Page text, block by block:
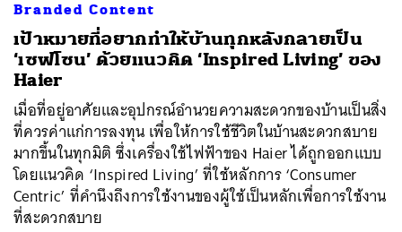
Branded Content
เป้าหมายที่อยากทำให้บ้านทุกหลังกลายเป็น
‘เซฟโซน’ ด้วยแนวคิด ‘Inspired Living’ ของ
Haier
เมื่อที่อยู่อาศัยและอุปกรณ์อำนวยความสะดวกของบ้านเป็นสิ่ง
ที่ควรค่าแก่การลงทุน เพื่อให้การใช้ชีวิตในบ้านสะดวกสบาย
มากขึ้นในทุกมิติ ซึ่งเครื่องใช้ไฟฟ้าของ Haier ได้ถูกออกแบบ
โดยแนวคิด ‘Inspired Living’ ที่ใช้หลักการ ‘Consumer
Centric’ ที่คำนึงถึงการใช้งานของผู้ใช้เป็นหลักเพื่อการใช้งาน
ที่สะดวกสบาย